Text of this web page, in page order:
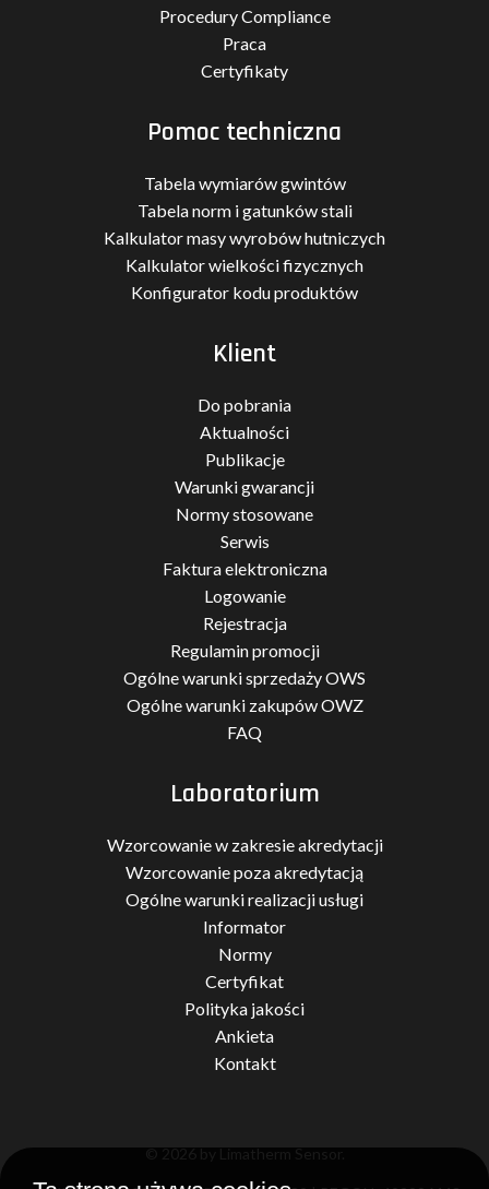
Procedury Compliance
Praca
Certyfikaty
Pomoc techniczna
Tabela wymiarów gwintów
Tabela norm i gatunków stali
Kalkulator masy wyrobów hutniczych
Kalkulator wielkości fizycznych
Konfigurator kodu produktów
Klient
Do pobrania
Aktualności
Publikacje
Warunki gwarancji
Normy stosowane
Serwis
Faktura elektroniczna
Logowanie
Rejestracja
Regulamin promocji
Ogólne warunki sprzedaży OWS
Ogólne warunki zakupów OWZ
FAQ
Laboratorium
Wzorcowanie w zakresie akredytacji
Wzorcowanie poza akredytacją
Ogólne warunki realizacji usługi
Informator
Normy
Certyfikat
Polityka jakości
Ankieta
Kontakt
© 2026 by Limatherm Sensor.